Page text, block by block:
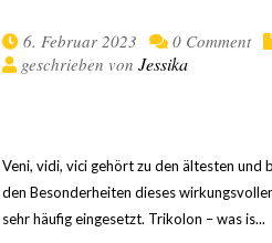
6. Februar 2023 0 Comment
geschrieben von Jessika
Veni, vidi, vici gehört zu den ältesten und
den Besonderheiten dieses
sehr häufig eingesetzt. Trikolon – was is...